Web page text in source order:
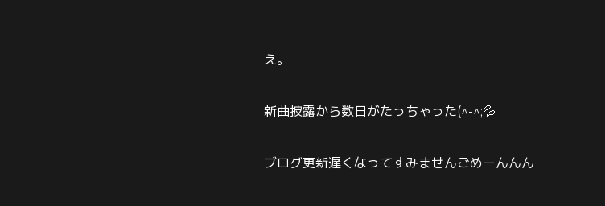
え。
新曲披露から数日がたっちゃった(^-^;💦
ブログ更新遅くなってすみませんごめーんんん